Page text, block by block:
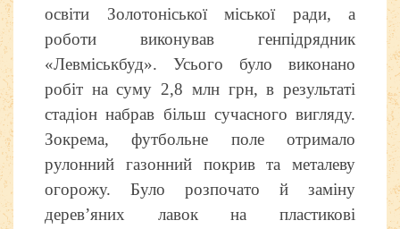
освіти Золотоніської міської ради, а
роботи виконував генпідрядник
«Левміськбуд». Усього було виконано
робіт на суму 2,8 млн грн, в результаті
стадіон набрав більш сучасного вигляду.
Зокрема, футбольне поле отримало
рулонний газонний покрив та металеву
огорожу. Було розпочато й заміну
дерев’яних лавок на пластикові